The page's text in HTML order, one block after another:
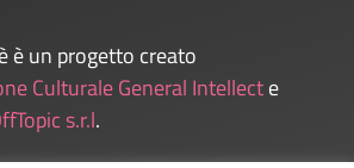
è un progetto creato
Culturale General Intellecte
s.r.l.